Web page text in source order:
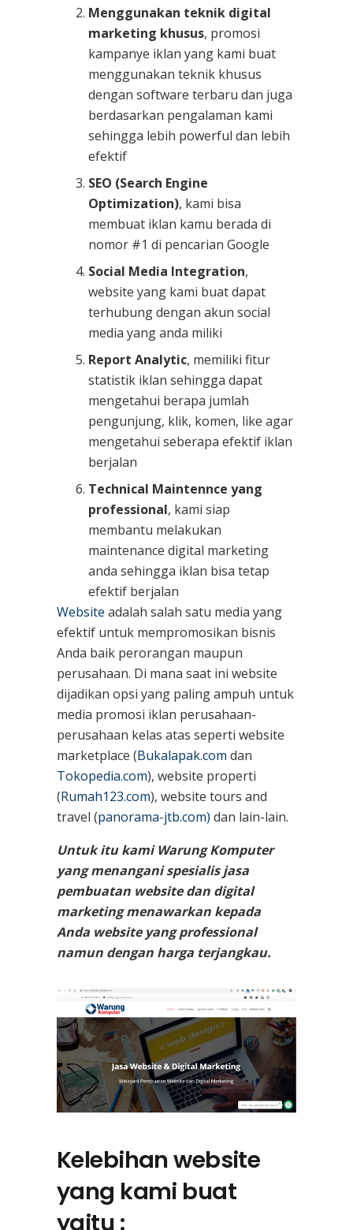
Menggunakan teknik digital
marketing khusus, promosi
kampanye iklan yang kami buat
menggunakan teknik khusus
dengan software terbaru dan juga
berdasarkan pengalaman kami
sehingga lebih powerful dan lebih
efektif
SEO (Search Engine
Optimization), kami bisa
membuat iklan kamu berada di
nomor #1 di pencarian Google
Social Media Integration,
website yang kami buat dapat
terhubung dengan akun social
media yang anda miliki
Report Analytic, memiliki fitur
statistik iklan sehingga dapat
mengetahui berapa jumlah
pengunjung, klik, komen, like agar
mengetahui seberapa efektif iklan
berjalan
Technical Maintennce yang
professional, kami siap
membantu melakukan
maintenance digital marketing
anda sehingga iklan bisa tetap
efektif berjalan
Website adalah salah satu media yang
efektif untuk mempromosikan bisnis
Anda baik perorangan maupun
perusahaan. Di mana saat ini website
dijadikan opsi yang paling ampuh untuk
media promosi iklan perusahaan-
perusahaan kelas atas seperti website
marketplace (Bukalapak.com dan
Tokopedia.com), website properti
(Rumah123.com), website tours and
travel (panorama-jtb.com) dan lain-lain.
Untuk itu kami Warung Komputer
yang menangani spesialis jasa
pembuatan website dan digital
marketing menawarkan kepada
Anda website yang professional
namun dengan harga terjangkau.
Kelebihan website
yang kami buat
yaitu :